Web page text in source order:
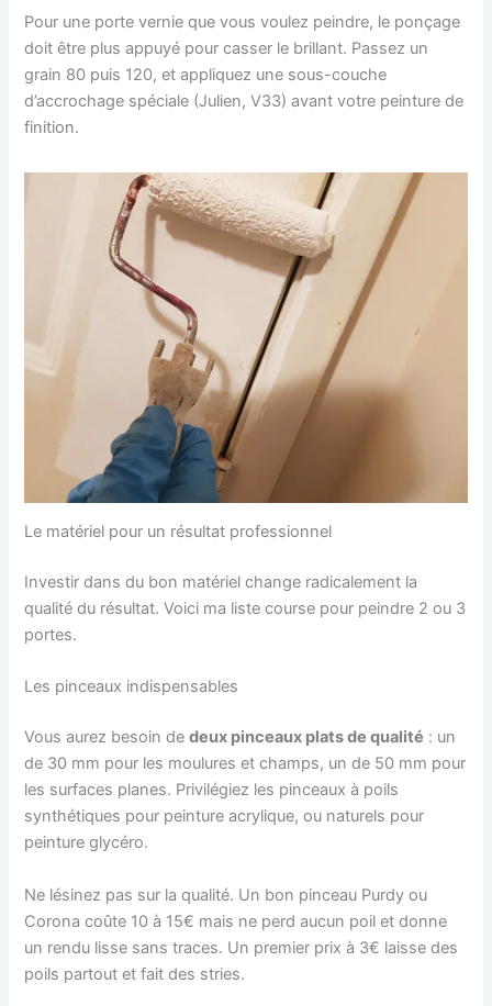
Pour une porte vernie que vous voulez peindre, le ponçage
doit être plus appuyé pour casser le brillant. Passez un
grain 80 puis 120, et appliquez une sous-couche
d’accrochage spéciale (Julien, V33) avant votre peinture de
finition.
Le matériel pour un résultat professionnel
Investir dans du bon matériel change radicalement la
qualité du résultat. Voici ma liste course pour peindre 2 ou 3
portes.
Les pinceaux indispensables
Vous aurez besoin dedeux pinceaux plats de qualité : un
de 30 mm pour les moulures et champs, un de 50 mm pour
les surfaces planes. Privilégiez les pinceaux à poils
synthétiques pour peinture acrylique, ou naturels pour
peinture glycéro.
Ne lésinez pas sur la qualité. Un bon pinceau Purdy ou
Corona coûte 10 à 15€ mais ne perd aucun poil et donne
un rendu lisse sans traces. Un premier prix à 3€ laisse des
poils partout et fait des stries.